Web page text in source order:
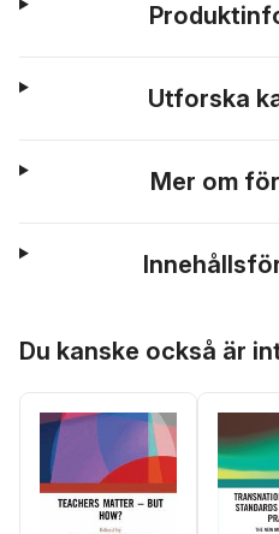
Utforska
Mer om
Du kanske också är